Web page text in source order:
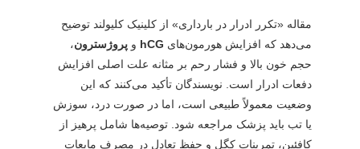
مقاله «تکرر ادرار در بارداری» از کلینیک کلیولند توضیح
می‌دهد که افزایش هورمون‌های hCG و پروژسترون،
حجم خون بالا و فشار رحم بر مثانه علت اصلی افزایش
دفعات ادرار است. نویسندگان تأکید می‌کنند که این
وضعیت معمولاً طبیعی است، اما در صورت درد، سوزش
یا تب باید پزشک مراجعه شود. توصیه‌ها شامل پرهیز از
کافئین، تمرینات کگل و حفظ تعادل در مصرف مایعات